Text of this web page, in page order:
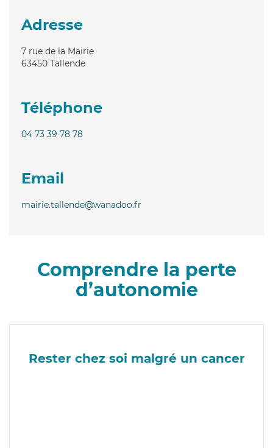
Adresse
7 rue de la Mairie
63450 Tallende
Téléphone
04 73 39 78 78
Email
mairie.tallende@wanadoo.fr
Comprendre la perte
d’autonomie
Rester chez soi malgré un cancer